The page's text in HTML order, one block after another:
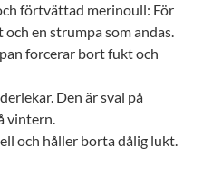
förtvättad merinoull: För
en strumpa som andas.
forcerar bort fukt och
Den är sval på
vintern.
och håller borta dålig lukt.